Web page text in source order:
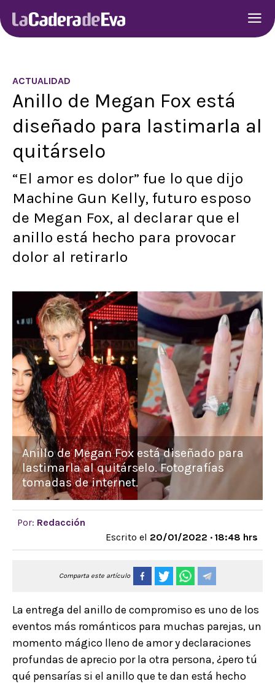
ACTUALIDAD
Anillo de Megan Fox está
diseñado para lastimarla al
quitárselo
“El amor es dolor” fue lo que dijo
Machine Gun Kelly, futuro esposo
de Megan Fox, al declarar que el
anillo está hecho para provocar
dolor al retirarlo
Anillo de Megan Fox está diseñado para
lastimarla al quitárselo. Fotografías
tomadas de internet.
Por: Redacción
Escrito el 20/01/2022 · 18:48 hrs
Comparta este artículo
La entrega del anillo de compromiso es uno de los
eventos más románticos para muchas parejas, un
momento mágico lleno de amor y declaraciones
profundas de aprecio por la otra persona, ¿pero tú
qué pensarías si el anillo que te dan está hecho